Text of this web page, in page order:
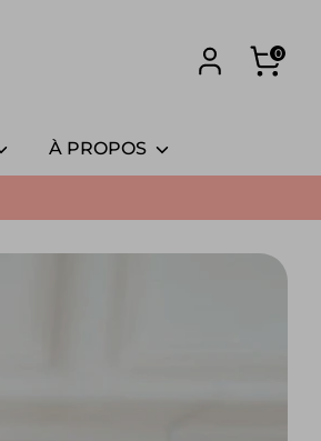
🛒
Panier
0
À PROPOS